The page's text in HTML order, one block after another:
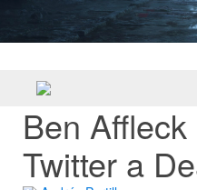
Ben
Twitter a